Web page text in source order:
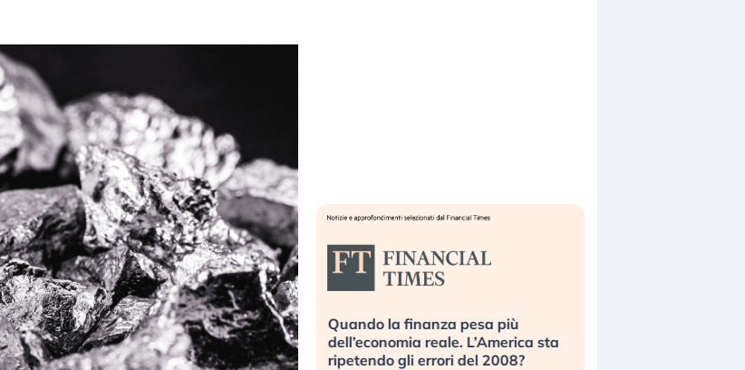
«La mia vita è rovinata». Investitori
in preda al panico dopo lo scoppio
della bolla AI
Quando la finanza pesa più
dell’economia reale. L’America sta
ripetendo gli errori del 2008?